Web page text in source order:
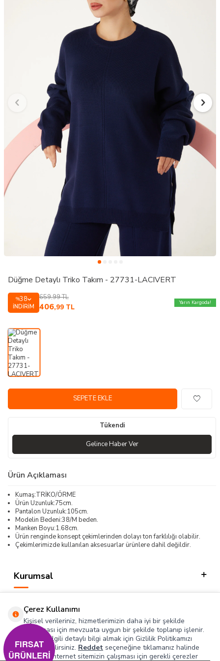
Düğme Detaylı Triko Takım - 27731-LACIVERT
%38
İNDIRIM
659,99TL
406,99 TL
Yarın Kargoda!
SEPETE EKLE
Tükendi
Gelince Haber Ver
Ürün Açıklaması
Kumaş:TRİKO/ÖRME
Ürün Uzunluk:75cm.
Pantalon Uzunluk:105cm.
Modelin Bedeni:38/M beden.
Manken Boyu:1.68cm.
Ürün renginde konsept çekimlerinden dolayı ton farklılığı olabilir.
Çekimlerimizde kullanılan aksesuarlar ürünlere dahil değildir.
Kurumsal
Hızlı Erişim
Sosyal
Çerez Kullanımı
Kişisel verileriniz, hizmetlerimizin daha iyi bir şekilde
sunulması için mevzuata uygun bir şekilde toplanıp işlenir.
Konuyla ilgili detaylı bilgi almak için Gizlilik Politikamızı
inceleyebilirsiniz. Reddet seçeneğine tıklamanız halinde
yalnızca internet sitemizin çalışması için gerekli çerezler
FIRSAT
ÜRÜNLERİ